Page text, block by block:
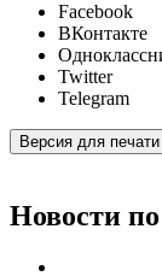
Facebook
ВКонтакте
Twitter
Telegram
Версия для печати
Новости